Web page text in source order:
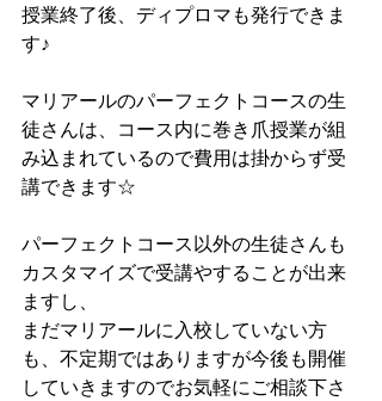
授業終了後、ディプロマも発行できま
す♪
マリアールのパーフェクトコースの生
徒さんは、コース内に巻き爪授業が組
み込まれているので費用は掛からず受
講できます☆
パーフェクトコース以外の生徒さんも
カスタマイズで受講やすることが出来
ますし、
まだマリアールに入校していない方
も、不定期ではありますが今後も開催
していきますのでお気軽にご相談下さ